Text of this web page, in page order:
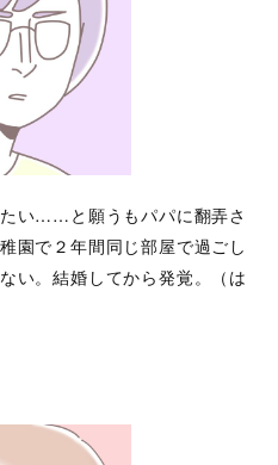
い……と願うもパパに翻弄さ
園で２年間同じ部屋で過ごし
い。結婚してから発覚。（は